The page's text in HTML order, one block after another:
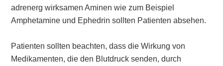
adrenerg wirksamen Aminen wie zum Beispiel
Amphetamine und Ephedrin sollten Patienten absehen.
Patienten sollten beachten, dass die Wirkung von
Medikamenten, die den Blutdruck senden, durch